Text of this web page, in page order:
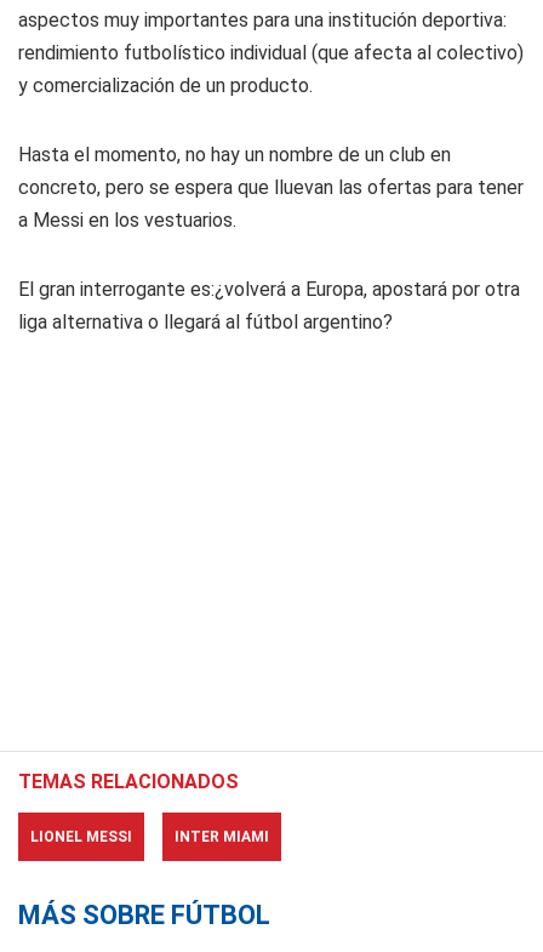
aspectos muy importantes para una institución deportiva:
rendimiento futbolístico individual (que afecta al colectivo)
y comercialización de un producto.
Hasta el momento, no hay un nombre de un club en
concreto, pero se espera que lluevan las ofertas para tener
a Messi en los vestuarios.
El gran interrogante es:¿volverá a Europa, apostará por otra
liga alternativa o llegará al fútbol argentino?
TEMAS RELACIONADOS
LIONEL MESSI INTER MIAMI
MÁS SOBRE FÚTBOL